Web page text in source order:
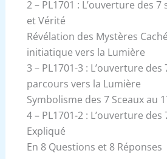
2 – PL1701 : L’ouverture des
et Vérité
Révélation des Mystères
initiatique vers la Lumière
3 – PL1701-3 : L’ouverture des
parcours vers la Lumière
Symbolisme des 7 Sceaux au
4 – PL1701-2 : L’ouverture des
Expliqué
En 8 Questions et 8 Réponses